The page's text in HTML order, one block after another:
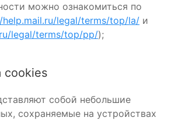
можно ознакомиться по
legal/terms/top/la/ и
legal/terms/top/pp/);
cookies
собой небольшие
сохраняемые на устройствах